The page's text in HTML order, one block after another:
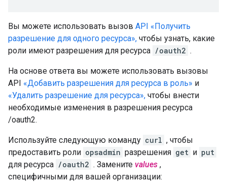
Вы можете использовать вызов API «Получить
разрешение для одного ресурса», чтобы узнать, какие
роли имеют разрешения для ресурса /oauth2 .
На основе ответа вы можете использовать вызовы
API «Добавить разрешения для ресурса в роль» и
«Удалить разрешение для ресурса», чтобы внести
необходимые изменения в разрешения ресурса
/oauth2.
Используйте следующую команду curl , чтобы
предоставить роли opsadmin разрешения get и put
для ресурса /oauth2 . Замените values ,
специфичными для вашей организации: